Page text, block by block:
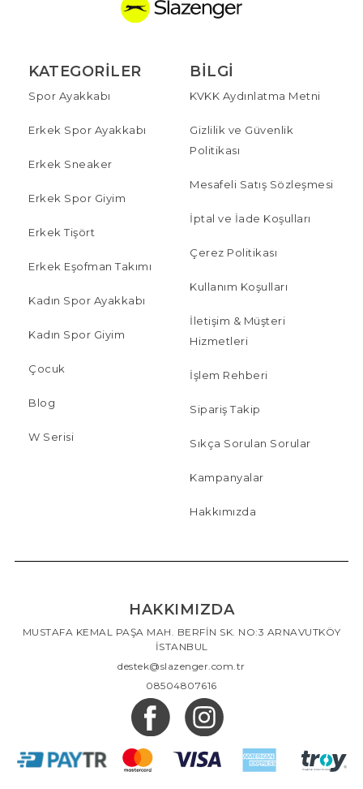
KATEGORILER
Spor Ayakkabı
Erkek Spor Ayakkabı
Erkek Sneaker
Erkek Spor Giyim
Erkek Tişört
Erkek Eşofman Takımı
Kadın Spor Ayakkabı
Kadın Spor Giyim
Çocuk
Blog
W Serisi
BILGI
KVKK Aydınlatma Metni
Gizlilik ve Güvenlik
Politikası
Mesafeli Satış Sözleşmesi
İptal ve İade Koşulları
Çerez Politikası
Kullanım Koşulları
İletişim & Müşteri
Hizmetleri
İşlem Rehberi
Sipariş Takip
Sıkça Sorulan Sorular
Kampanyalar
Hakkımızda
HAKKIMIZDA
MUSTAFA KEMAL PAŞA MAH. BERFİN SK. NO:3 ARNAVUTKÖY
İSTANBUL
destek@slazenger.com.tr
08504807616